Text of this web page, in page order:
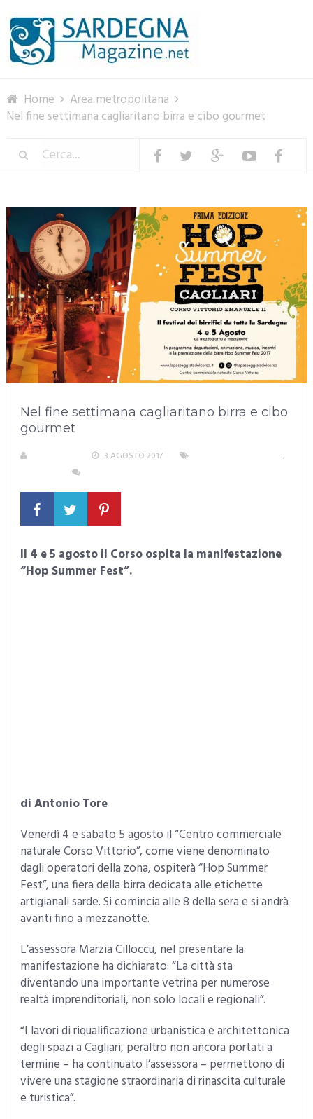
Home
Area metropolitana
Nel fine settimana cagliaritano birra e cibo gourmet
Nel fine settimana cagliaritano birra e cibo
gourmet
3 AGOSTO 2017
,
Il 4 e 5 agosto il Corso ospita la manifestazione
“Hop Summer Fest”.
di Antonio Tore
Venerdì 4 e sabato 5 agosto il “Centro commerciale
naturale Corso Vittorio”, come viene denominato
dagli operatori della zona, ospiterà “Hop Summer
Fest”, una fiera della birra dedicata alle etichette
artigianali sarde. Si comincia alle 8 della sera e si andrà
avanti fino a mezzanotte.
L’assessora Marzia Cilloccu, nel presentare la
manifestazione ha dichiarato: “La città sta
diventando una importante vetrina per numerose
realtà imprenditoriali, non solo locali e regionali”.
“I lavori di riqualificazione urbanistica e architettonica
degli spazi a Cagliari, peraltro non ancora portati a
termine – ha continuato l’assessora – permettono di
vivere una stagione straordinaria di rinascita culturale
e turistica”.